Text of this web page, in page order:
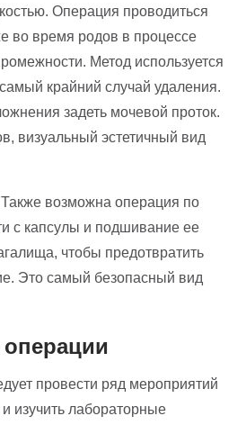
Операция проводиться
во время родов в процессе
Метод используется
крайний случай удаления.
задеть мочевой проток.
визуальный эстетичный вид
возможна операция по
с капсулы и подшивание ее
чтобы предотвратить
Это самый безопасный вид
операции
провести ряд мероприятий
изучить лабораторные